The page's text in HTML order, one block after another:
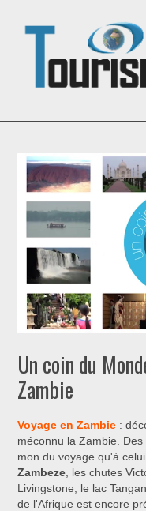
Un coin du
Zambie
Voyage en Zambie :
méconnu la Zambie.
mon du voyage qu'à
Zambeze , les chutes
Livingstone, le lac
de l'Afrique est encore